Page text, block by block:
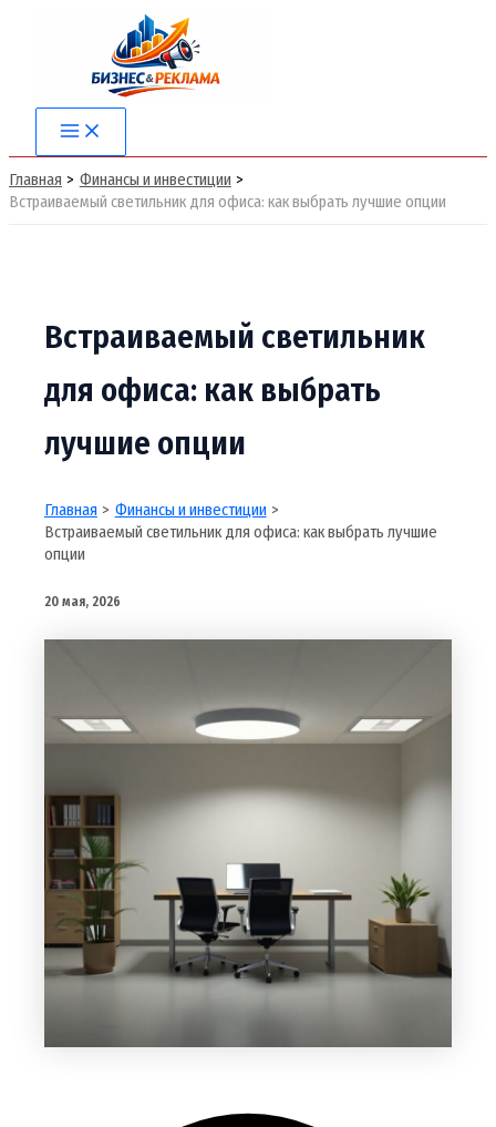
содержимому
Main
Menu
Главная
Финансы и инвестиции
Встраиваемый светильник для офиса: как выбрать лучшие опции
Встраиваемый светильник
для офиса: как выбрать
лучшие опции
Главная
Финансы и инвестиции
Встраиваемый светильник для офиса: как выбрать лучшие
опции
20 мая, 2026